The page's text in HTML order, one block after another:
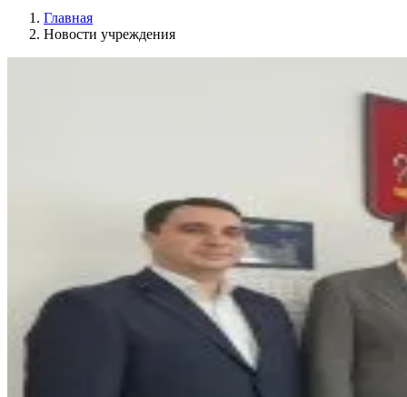
Главная
Новости учреждения